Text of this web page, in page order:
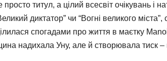
титул, а цілий всесвіт очікувань і
диктатор” чи “Вогні великого
спогадами про життя в маєтку
надихала Уну, але й створювала тиск –